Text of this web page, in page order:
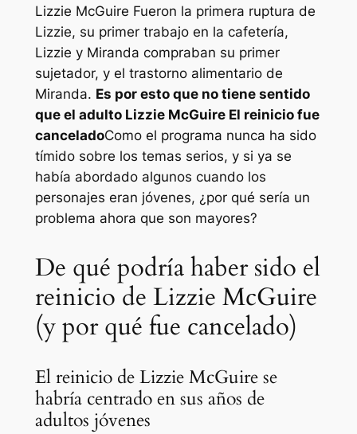
Lizzie McGuire Fueron la primera ruptura de
Lizzie, su primer trabajo en la cafetería,
Lizzie y Miranda compraban su primer
sujetador, y el trastorno alimentario de
Miranda. Es por esto que no tiene sentido
que el adulto Lizzie McGuireEl reinicio fue
canceladoComo el programa nunca ha sido
tímido sobre los temas serios, y si ya se
había abordado algunos cuando los
personajes eran jóvenes, ¿por qué sería un
problema ahora que son mayores?
De qué podría haber sido el
reinicio de Lizzie McGuire
(y por qué fue cancelado)
El reinicio de Lizzie McGuire se
habría centrado en sus años de
adultos jóvenes